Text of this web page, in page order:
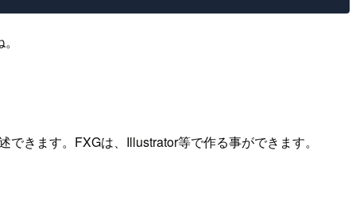
きます。FXGは、Illustrator等で作る事ができます。